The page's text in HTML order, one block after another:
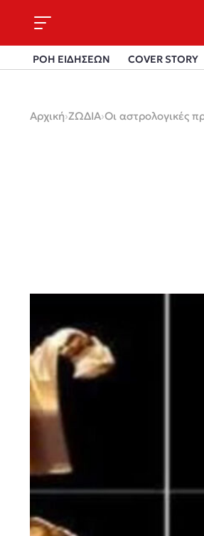
ΡΟΗ ΕΙΔΗΣΕΩΝ COVER STORY
Αρχική›ΖΩΔΙΑ›Οι αστρολογικές